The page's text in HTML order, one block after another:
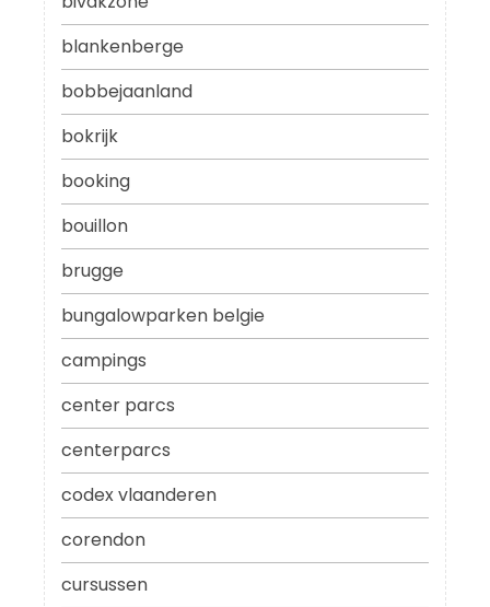
blankenberge
bobbejaanland
bokrijk
booking
bouillon
brugge
bungalowparken belgie
campings
center parcs
centerparcs
codex vlaanderen
corendon
cursussen